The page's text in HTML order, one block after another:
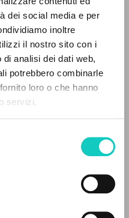
dei social media e per
inoltre
il nostro sito con i
analisi dei dati web,
potrebbero combinarle
loro o che hanno
servizi.